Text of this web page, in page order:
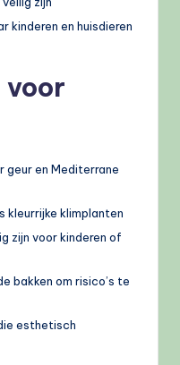
kinderen en huisdieren
geur en Mediterrane
kleurrijke klimplanten
zijn voor kinderen of
bakken om risico’s te
esthetisch